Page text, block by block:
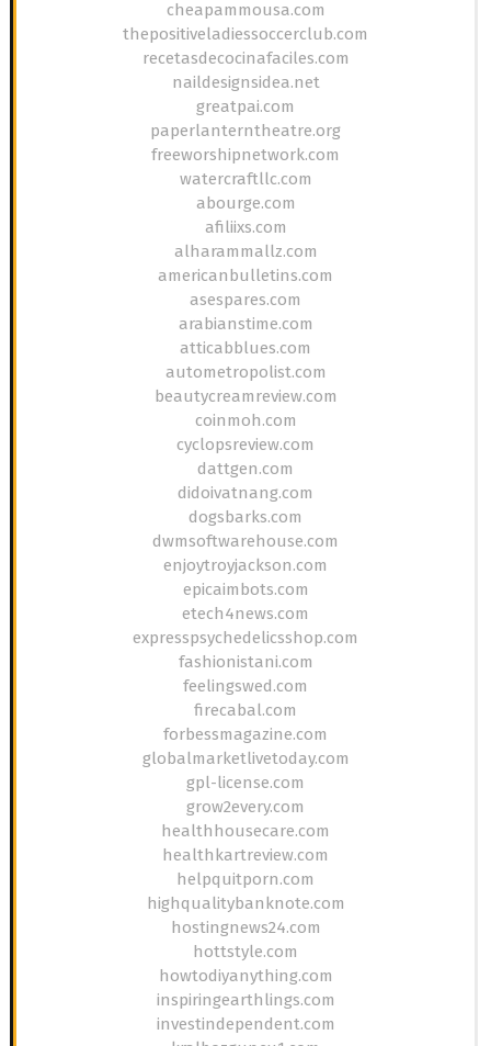
cheapammousa.com
thepositiveladiessoccerclub.com
recetasdecocinafaciles.com
naildesignsidea.net
greatpai.com
paperlanterntheatre.org
freeworshipnetwork.com
watercraftllc.com
abourge.com
afiliixs.com
alharammallz.com
americanbulletins.com
asespares.com
arabianstime.com
atticabblues.com
autometropolist.com
beautycreamreview.com
coinmoh.com
cyclopsreview.com
dattgen.com
didoivatnang.com
dogsbarks.com
dwmsoftwarehouse.com
enjoytroyjackson.com
epicaimbots.com
etech4news.com
expresspsychedelicsshop.com
fashionistani.com
feelingswed.com
firecabal.com
forbessmagazine.com
globalmarketlivetoday.com
gpl-license.com
grow2every.com
healthhousecare.com
healthkartreview.com
helpquitporn.com
highqualitybanknote.com
hostingnews24.com
hottstyle.com
howtodiyanything.com
inspiringearthlings.com
investindependent.com